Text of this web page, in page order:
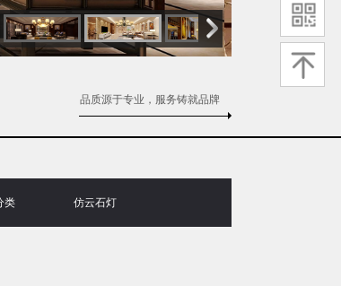
品质源于专业，服务铸就品牌
类 仿云石灯